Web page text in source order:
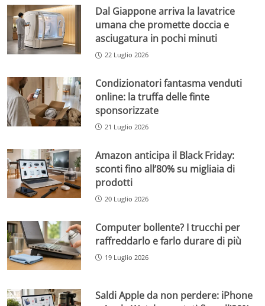
Dal Giappone arriva la lavatrice
umana che promette doccia e
asciugatura in pochi minuti
22 Luglio 2026
Condizionatori fantasma venduti
online: la truffa delle finte
sponsorizzate
21 Luglio 2026
Amazon anticipa il Black Friday:
sconti fino all’80% su migliaia di
prodotti
20 Luglio 2026
Computer bollente? I trucchi per
raffreddarlo e farlo durare di più
19 Luglio 2026
Saldi Apple da non perdere: iPhone